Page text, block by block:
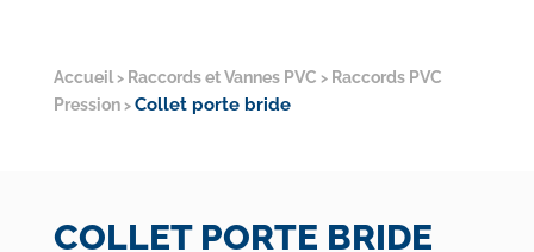
Accueil> Raccords et Vannes PVC > Raccords PVC
Pression> Collet porte bride
COLLET PORTE BRIDE